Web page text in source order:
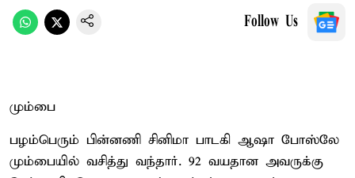
Follow Us
மும்பை
பழம்பெரும் பின்னணி சினிமா பாடகி ஆஷா போஸ்லே
மும்பையில் வசித்து வந்தார். 92 வயதான அவருக்கு